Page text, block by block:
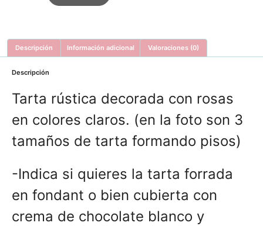
Descripción Información adicional Valoraciones (0)
Descripción
Tarta rústica decorada con rosas
en colores claros. (en la foto son 3
tamaños de tarta formando pisos)
-Indica si quieres la tarta forrada
en fondant o bien cubierta con
crema de chocolate blanco y